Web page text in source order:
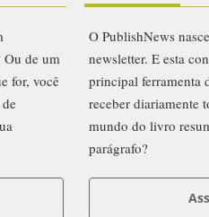
Ou de um
for, você
O PublishNews
newsletter. E esta
principal ferramenta
receber diariamente
mundo do livro
parágrafo?